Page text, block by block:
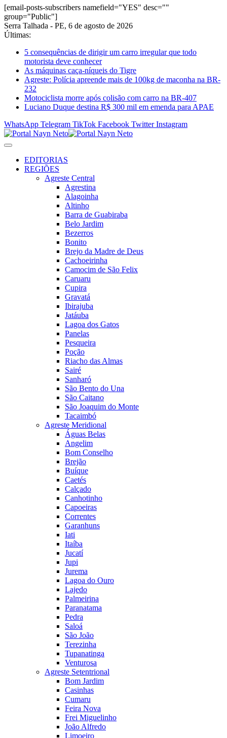
[email-posts-subscribers namefield="YES" desc=""
group="Public"]
Serra Talhada - PE, 6 de agosto de 2026
Últimas:
5 consequências de dirigir um carro irregular que todo
motorista deve conhecer
As máquinas caça-níqueis do Tigre
Agreste: Polícia apreende mais de 100kg de maconha na BR-
232
Motociclista morre após colisão com carro na BR-407
Luciano Duque destina R$ 300 mil em emenda para APAE
WhatsApp Telegram TikTok Facebook Twitter Instagram
EDITORIAS
REGIÕES
Agreste Central
Agrestina
Alagoinha
Altinho
Barra de Guabiraba
Belo Jardim
Bezerros
Bonito
Brejo da Madre de Deus
Cachoeirinha
Camocim de São Felix
Caruaru
Cupira
Gravatá
Ibirajuba
Jatáuba
Lagoa dos Gatos
Panelas
Pesqueira
Poção
Riacho das Almas
Sairé
Sanharó
São Bento do Una
São Caitano
São Joaquim do Monte
Tacaimbó
Agreste Meridional
Águas Belas
Angelim
Bom Conselho
Brejão
Buíque
Caetés
Calçado
Canhotinho
Capoeiras
Correntes
Garanhuns
Iati
Itaíba
Jucatí
Jupi
Jurema
Lagoa do Ouro
Lajedo
Palmeirina
Paranatama
Pedra
Saloá
São João
Terezinha
Tupanatinga
Venturosa
Agreste Setentrional
Bom Jardim
Casinhas
Cumaru
Feira Nova
Frei Miguelinho
João Alfredo
Limoeiro